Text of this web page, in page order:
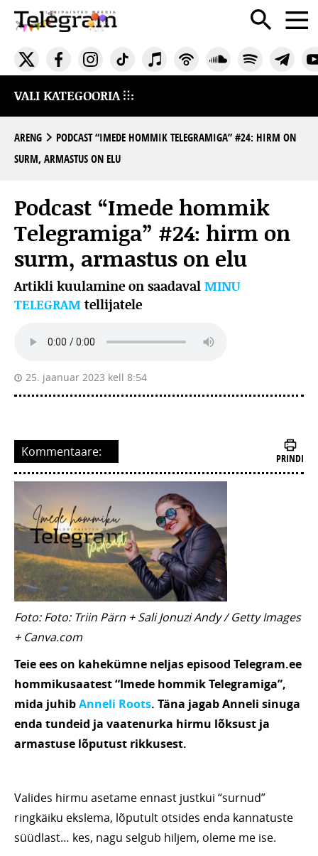
VALI KATEGOORIA
ARENG
PODCAST “IMEDE HOMMIK TELEGRAMIGA” #24: HIRM ON
SURM, ARMASTUS ON ELU
Podcast “Imede hommik
Telegramiga” #24: hirm on
surm, armastus on elu
Artikli kuulamine on saadaval MINU
TELEGRAM tellijatele
25. jaanuar 2023 kell 8:54
Kommentaare: PRINDI
Foto: Foto: Triin Pärn + Sali Jonuzi Andy / Getty Images
+ Canva.com
Teie ees on kahekümne neljas episood Telegram.ee
hommikusaatest “Imede hommik Telegramiga”,
mida juhibAnneli Roots. Täna jagab Anneli sinuga
enda tundeid ja vaatenurka hirmu lõksust ja
armastuse lõputust rikkusest.
Valides hirmu asetame ennast justkui “surnud”
ringkäiku ekslema, lõputult otsides enda kannatuste
süüdlast… kes, nagu selgub hiljem, oleme me ise.